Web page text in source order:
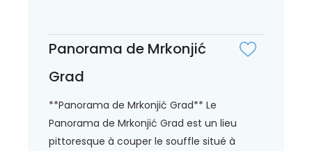
Panorama de Mrkonjić
Grad
**Panorama de Mrkonjić Grad** Le
Panorama de Mrkonjić Grad est un lieu
pittoresque à couper le souffle situé à